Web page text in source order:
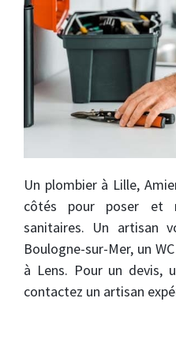
Un plombier à Lille,
côtés pour poser et
sanitaires. Un artisan
Boulogne-sur-Mer, un
à Lens. Pour un devis,
contactez un artisan